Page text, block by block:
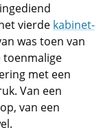
vierde kabinet-
was toen van
toenmalige
met een
Van een
van een